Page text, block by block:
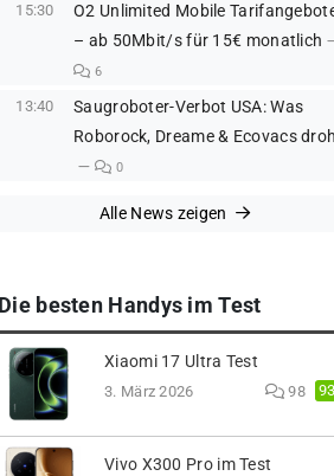
15:30
O2 Unlimited Mobile
– ab 50Mbit/s für 15€ monatlich
6
13:40
Saugroboter-Verbot USA: Was
Roborock, Dreame & Ecovacs
0
Alle News zeigen
Die besten Handys im Test
Xiaomi 17 Ultra Test
3. März 2026 98
Vivo X300 Pro im Test